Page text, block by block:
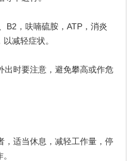
，呋喃硫胺，ATP，消炎
减轻症状。
时要注意，避免攀高或作危
适当休息，减轻工作量，停